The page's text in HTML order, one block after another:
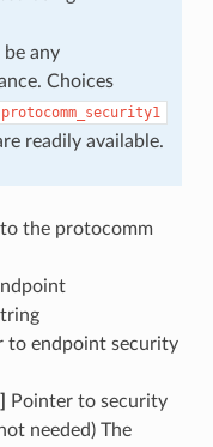
any
Choices
protocomm_security1
readily available.
the protocomm
to endpoint security
Pointer to security
needed) The